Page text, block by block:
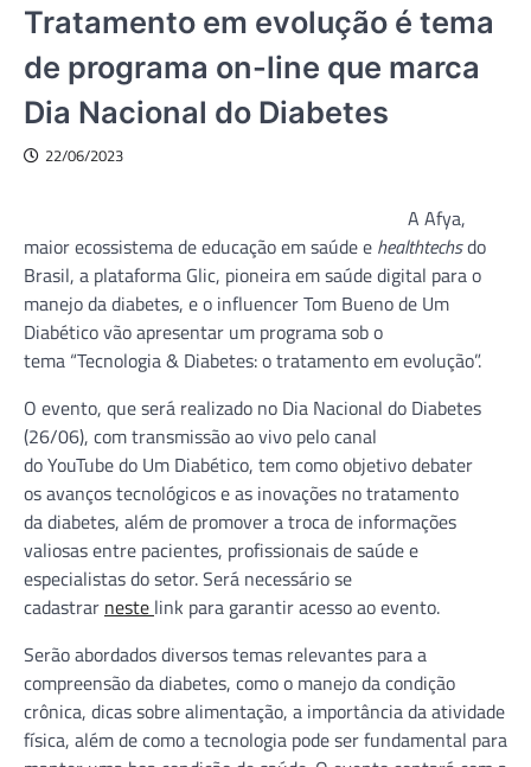
Tratamento em evolução é tema
de programa on-line que marca
Dia Nacional do Diabetes
22/06/2023
A Afya,
maior ecossistema de educação em saúde e healthtechsdo
Brasil, a plataforma Glic, pioneira em saúde digital para o
manejo da diabetes, e o influencer Tom Bueno de Um
Diabéticovão apresentar um programa sob o
tema “Tecnologia & Diabetes: o tratamento em evolução”.
O evento, que será realizado no Dia Nacional do Diabetes
(26/06), com transmissão ao vivo pelo canal
do YouTube do Um Diabético, tem como objetivo debater
os avanços tecnológicos e as inovações no tratamento
da diabetes, além de promover a troca de informações
valiosas entre pacientes, profissionais de saúde e
especialistas do setor. Será necessário se
cadastrar neste link para garantir acesso ao evento.
Serão abordados diversos temas relevantes para a
compreensão da diabetes, como o manejo da condição
crônica, dicas sobre alimentação, a importância da atividade
física, além de como a tecnologia pode ser fundamental para